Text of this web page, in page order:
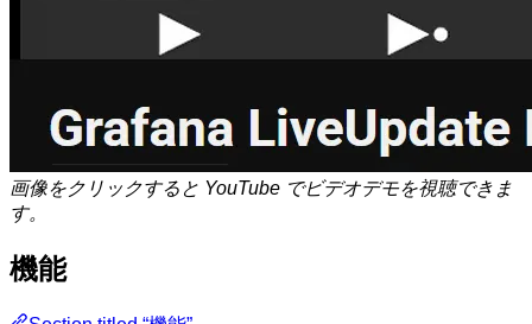
画像をクリックすると YouTube でビデオデモを視聴できま
す。
機能